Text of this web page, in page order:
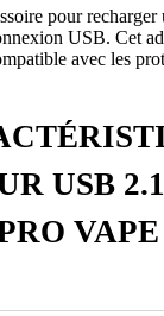
pour
USB. Cet
avec les
USB
VAPE